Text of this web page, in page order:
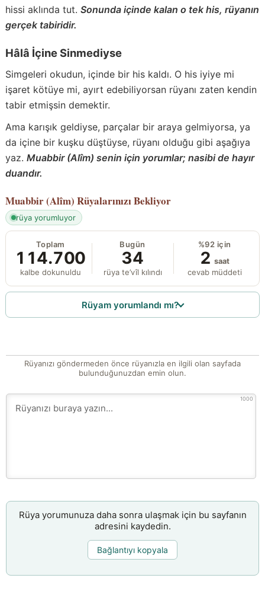
hissi aklında tut. Sonunda içinde kalan o tek his, rüyanın
gerçek tabiridir.
Hâlâ İçine Sinmediyse
Simgeleri okudun, içinde bir his kaldı. O his iyiye mi
işaret kötüye mi, ayırt edebiliyorsan rüyanı zaten kendin
tabir etmişsin demektir.
Ama karışık geldiyse, parçalar bir araya gelmiyorsa, ya
da içine bir kuşku düştüyse, rüyanı olduğu gibi aşağıya
yaz. Muabbir (Alîm) senin için yorumlar; nasibi de hayır
duandır.
Muabbir (Alîm) Rüyalarınızı Bekliyor
rüya yorumluyor
Toplam
114.700
kalbe dokunuldu
Bugün
34
rüya te’vîl kılındı
%92 için
2 saat
cevab müddeti
Rüyam yorumlandı mı?
Rüyanızı göndermeden önce rüyanızla en ilgili olan sayfada
bulunduğunuzdan emin olun.
1000
Rüya yorumunuza daha sonra ulaşmak için bu sayfanın
adresini kaydedin.
Bağlantıyı kopyala